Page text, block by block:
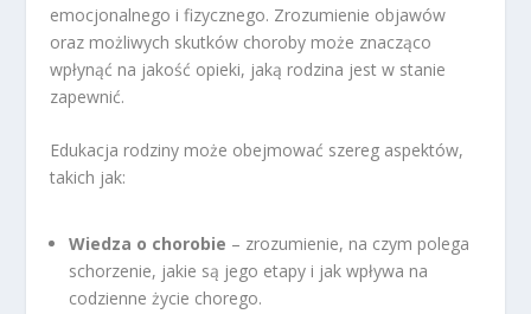
emocjonalnego i fizycznego. Zrozumienie objawów
oraz możliwych skutków choroby może znacząco
wpłynąć na jakość opieki, jaką rodzina jest w stanie
zapewnić.
Edukacja rodziny może obejmować szereg aspektów,
takich jak:
Wiedza o chorobie – zrozumienie, na czym polega
schorzenie, jakie są jego etapy i jak wpływa na
codzienne życie chorego.